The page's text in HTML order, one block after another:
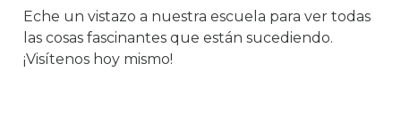
Eche un vistazo a nuestra escuela para ver todas
las cosas fascinantes que están sucediendo.
¡Visítenos hoy mismo!